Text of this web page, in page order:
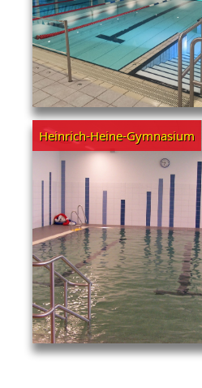
Heinrich-Heine-Gymnasium